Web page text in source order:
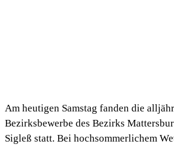
Am heutigen Samstag fanden die
Bezirksbewerbe des Bezirks
Sigleß statt. Bei hochsommerlichem